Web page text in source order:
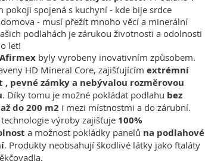
pokoji spojená s kuchyní - kde bije srdce
- musí přežít mnoho věcí a minerální
podlahách je zárukou životnosti a odolnosti
let!
Afirmexbyly vyrobeny inovativním způsobem.
HD Mineral Core, zajišťujícím extrémní
, pevné zámky a nebývalou rozměrovou
. Díky tomu je možné pokládat podlahu bez
do 200 m2 i mezi místnostmi a do zárubní.
výroby zajišťuje 100%
a možnost pokládky panelů na podlahové
. Produkty neobsahují škodlivé látky jako ftaláty